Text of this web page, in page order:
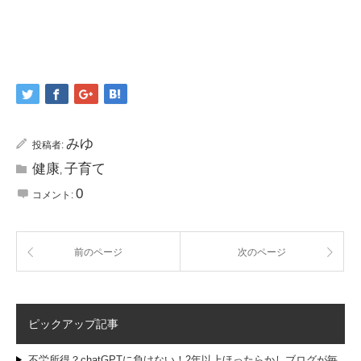
投稿者: みゆ
健康, 子育て
コメント: 0
前のページ 次のページ
ピックアップ記事